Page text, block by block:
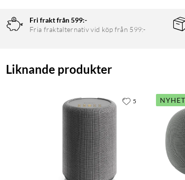
Fri frakt från 599:-
Fria fraktalternativ vid köp från 599:-
Liknande produkter
5 NYHET